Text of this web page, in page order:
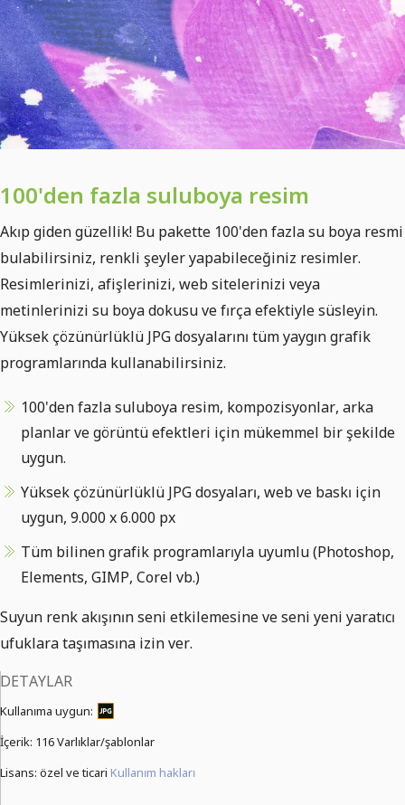
100'den fazla suluboya resim
Akıp giden güzellik! Bu pakette 100'den fazla su boya resmi
bulabilirsiniz, renkli şeyler yapabileceğiniz resimler.
Resimlerinizi, afişlerinizi, web sitelerinizi veya
metinlerinizi su boya dokusu ve fırça efektiyle süsleyin.
Yüksek çözünürlüklü JPG dosyalarını tüm yaygın grafik
programlarında kullanabilirsiniz.
100'den fazla suluboya resim, kompozisyonlar, arka
planlar ve görüntü efektleri için mükemmel bir şekilde
uygun.
Yüksek çözünürlüklü JPG dosyaları, web ve baskı için
uygun, 9.000 x 6.000 px
Tüm bilinen grafik programlarıyla uyumlu (Photoshop,
Elements, GIMP, Corel vb.)
Suyun renk akışının seni etkilemesine ve seni yeni yaratıcı
ufuklara taşımasına izin ver.
DETAYLAR
Kullanıma uygun:
İçerik: 116 Varlıklar/şablonlar
Lisans: özel ve ticari Kullanım hakları